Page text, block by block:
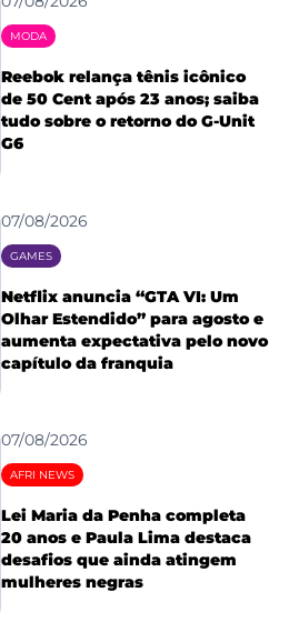
MODA
Reebok relança tênis icônico
de 50 Cent após 23 anos; saiba
tudo sobre o retorno do G-Unit
G6
07/08/2026
GAMES
Netflix anuncia “GTA VI: Um
Olhar Estendido” para agosto e
aumenta expectativa pelo novo
capítulo da franquia
07/08/2026
AFRI NEWS
Lei Maria da Penha completa
20 anos e Paula Lima destaca
desafios que ainda atingem
mulheres negras